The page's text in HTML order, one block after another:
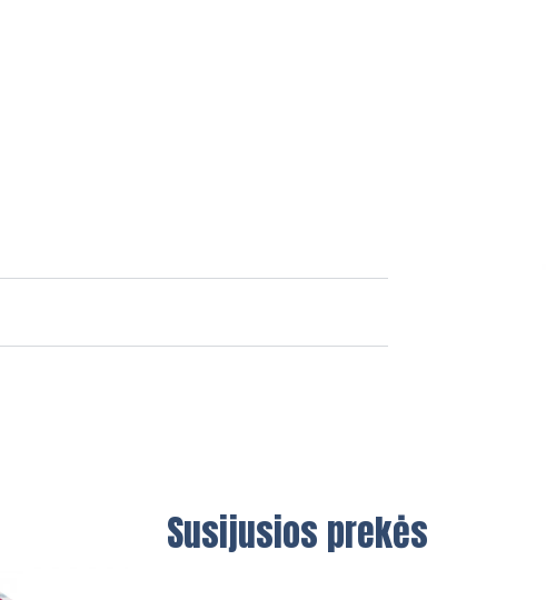
Susijusios prekės